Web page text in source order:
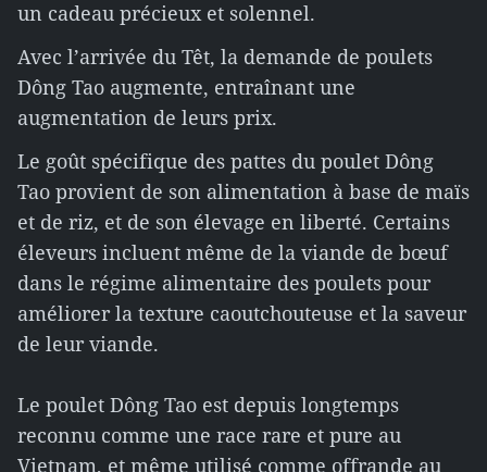
un cadeau précieux et solennel.
Avec l’arrivée du Têt, la demande de poulets
Dông Tao augmente, entraînant une
augmentation de leurs prix.
Le goût spécifique des pattes du poulet Dông
Tao provient de son alimentation à base de maïs
et de riz, et de son élevage en liberté. Certains
éleveurs incluent même de la viande de bœuf
dans le régime alimentaire des poulets pour
améliorer la texture caoutchouteuse et la saveur
de leur viande.
Le poulet Dông Tao est depuis longtemps
reconnu comme une race rare et pure au
Vietnam, et même utilisé comme offrande au